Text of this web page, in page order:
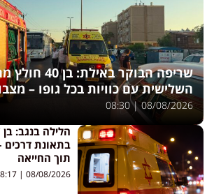
שריפה הבוקר
השלישית עם כוויות בכל גופו –
08/08/2026
08:30
בתאונת דרכים
תוך החייאה
08/08/2026